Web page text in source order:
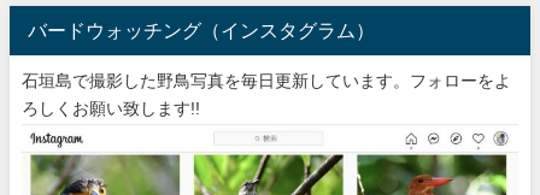
バードウォッチング（インスタグラム）
石垣島で撮影した野鳥写真を毎日更新しています。フォローをよ
ろしくお願い致します!!